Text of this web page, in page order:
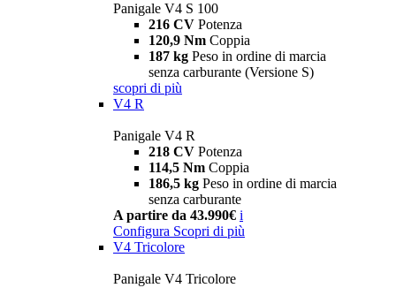
Panigale V4 S 100
216 CV Potenza
120,9 Nm Coppia
187 kg Peso in ordine di marcia
senza carburante (Versione S)
scopri di più
V4 R
Panigale V4 R
218 CV Potenza
114,5 Nm Coppia
186,5 kg Peso in ordine di marcia
senza carburante
A partire da 43.990€ i
Configura Scopri di più
V4 Tricolore
Panigale V4 Tricolore